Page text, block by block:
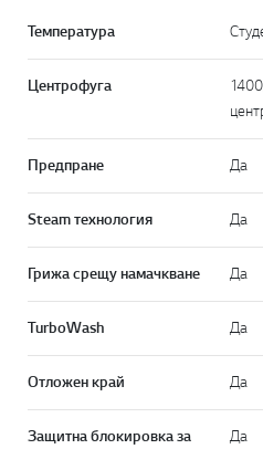
Температура
Центрофуга
Предпране Да
Steam технология Да
Грижа срещу намачкване Да
TurboWash Да
Отложен край Да
Защитна блокировка за
Да